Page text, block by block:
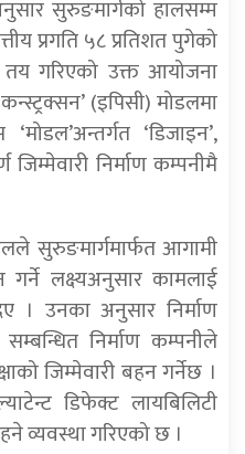
सुरुङमार्गको हालसम्म
प्रगति ५८ प्रतिशत पुगेको
तय गरिएको उक्त आयोजना
(इपिसी) मोडलमा
‘डिजाइन’,
जिम्मेवारी निर्माण कम्पनीमै
सुरुङमार्गमार्फत आगामी
गर्ने लक्ष्यअनुसार कामलाई
। उनका अनुसार निर्माण
निर्माण कम्पनीले
जिम्मेवारी बहन गर्नेछ ।
डिफेक्ट लायबिलिटी
व्यवस्था गरिएको छ ।